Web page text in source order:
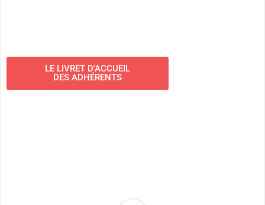
LE LIVRET D'ACCUEIL
DES ADHÉRENTS